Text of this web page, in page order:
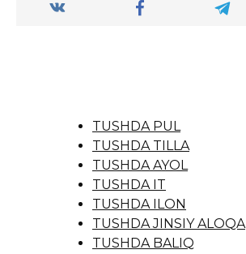
TUSHDA PUL
TUSHDA TILLA
TUSHDA AYOL
TUSHDA IT
TUSHDA ILON
TUSHDA JINSIY ALOQA
TUSHDA BALIQ